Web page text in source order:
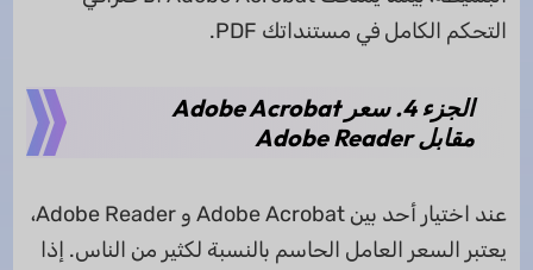
التحكم الكامل في مستنداتك PDF.
الجزء 4. سعر Adobe Acrobat
مقابل Adobe Reader
عند اختيار أحد بين Adobe Acrobat و Adobe Reader،
يعتبر السعر العامل الحاسم بالنسبة لكثير من الناس. إذا